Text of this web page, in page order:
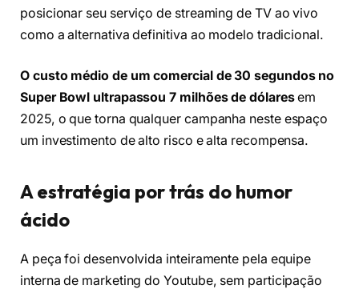
posicionar seu serviço de streaming de TV ao vivo
como a alternativa definitiva ao modelo tradicional.
O custo médio de um comercial de 30 segundos no
Super Bowl ultrapassou 7 milhões de dólaresem
2025, o que torna qualquer campanha neste espaço
um investimento de alto risco e alta recompensa.
A estratégia por trás do humor
ácido
A peça foi desenvolvida inteiramente pela equipe
interna de marketing do Youtube, sem participação